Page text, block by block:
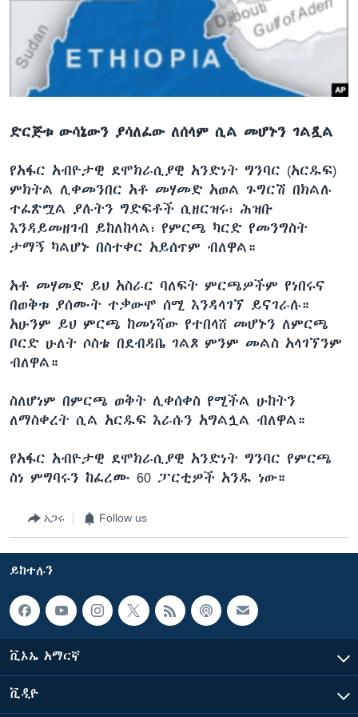
ቋንቋዎች
ድርጅቱ ውሳኔውን ያሳለፈው ለሰላም ሲል መሆኑን ገልጿል
የአፋር አብዮታዊ ደሞክራሲያዊ አንድነት ግንባር (አርዱፍ)
ምክትል ሊቀመንበር አቶ መሃመድ አወል ጉግርሽ በክልሉ
ተፈጽሟል ያሉትን ግድፍቶች ሲዘርዝሩ፣ ሕዝቡ
እንዳይመዘገብ ይከለከላል፣ የምርጫ ካርድ የመንግስት
ታማኝ ካልሆኑ በስተቀር አይሰጥም ብለዋል።
አቶ መሃመድ ይህ አስራር ባለፍት ምርጫዎችም የነበሩና
በወቅቱ ያሰሙት ተቃውሞ ሰሚ እንዳላገኘ ይናገራሉ።
አሁንም ይህ ምርጫ ከመነሻው የተበላሸ መሆኑን ለምርጫ
ቦርድ ሁለት ሶስቴ በደብዳቤ ገልጾ ምንም መልስ አላገኘንም
ብለዋል።
ስለሆነም በምርጫ ወቅት ሊቀሰቀስ የሚችል ሁከትን
ለማስቀረት ሲል አርዱፍ እራሱን አግልሏል ብለዋል።
የአፋር አብዮታዊ ደሞክራሲያዊ አንድነት ግንባር የምርጫ
ስነ ምግባሩን ከፈረሙ 60 ፓርቲዎች አንዱ ነው።
አጋሩ Follow us
ይከተሉን
ቪኦኤ አማርኛ
ቪዲዮ